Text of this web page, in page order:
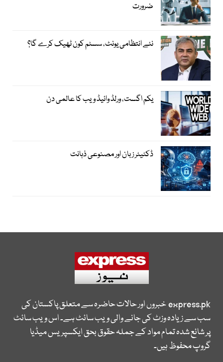
ضرورت
نئے انتظامی یونٹ، سسٹم کون ٹھیک کرے گا؟
یکم اگست، ورلڈ وائیڈ ویب کا عالمی دن
ڈکٹیٹر زبان اور مصنوعی ذہانت
express.pkخبروں اور حالات حاضرہ سے متعلق پاکستان کی
سب سے زیادہ وزٹ کی جانے والی ویب سائٹ ہے۔ اس ویب سائٹ
پر شائع شدہ تمام مواد کے جملہ حقوق بحق ایکسپریس میڈیا
گروپ محفوظ ہیں۔